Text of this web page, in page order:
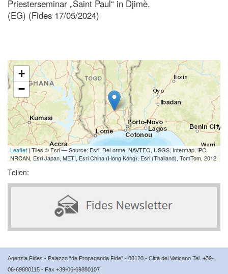
Priesterseminar „Saint Paul“ in Djimè.
(EG) (Fides 17/05/2024)
+
−
Leaflet | Tiles © Esri — Source: Esri, DeLorme, NAVTEQ, USGS, Intermap, iPC,
NRCAN, Esri Japan, METI, Esri China (Hong Kong), Esri (Thailand), TomTom, 2012
Teilen:
Agenzia Fides - Palazzo “de Propaganda Fide” - 00120 - Città del Vaticano Tel. +39-
06-69880115 - Fax +39-06-69880107